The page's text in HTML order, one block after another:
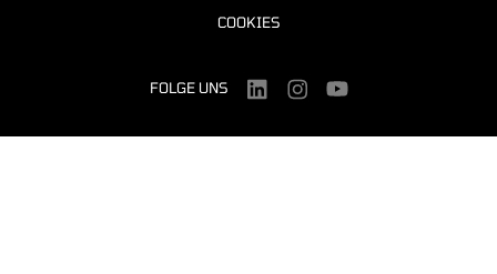
COOKIES
FOLGE UNS